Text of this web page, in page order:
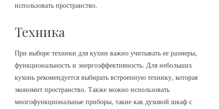
использовать пространство.
Техника
При выборе техники для кухни важно учитывать ее размеры,
функциональность и энергоэффективность. Для небольших
кухонь рекомендуется выбирать встроенную технику, которая
экономит пространство. Также можно использовать
многофункциональные приборы, такие как духовой шкаф с